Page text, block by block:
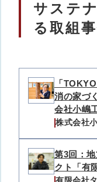
サステ
る取組事
「
消の家づ
会社小嶋
株式会社
第3回：
クト「有